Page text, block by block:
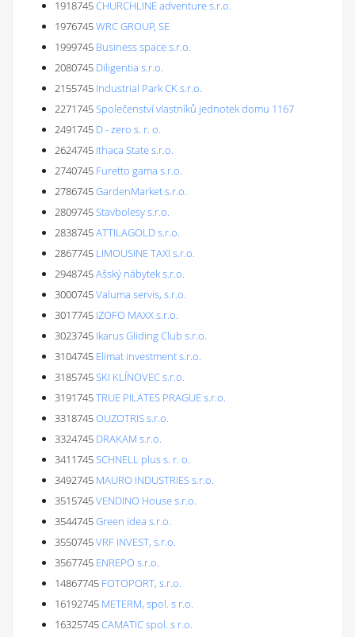
1918745CHURCHLINE adventure s.r.o.
1976745WRC GROUP, SE
1999745 Business space s.r.o.
2080745 Diligentia s.r.o.
2155745 Industrial Park CK s.r.o.
2271745Společenství vlastníků jednotek domu 1167
2491745 D - zero s. r. o.
2624745 Ithaca State s.r.o.
2740745 Furetto gama s.r.o.
2786745GardenMarket s.r.o.
2809745Stavbolesy s.r.o.
2838745ATTILAGOLD s.r.o.
2867745 LIMOUSINE TAXI s.r.o.
2948745Ašský nábytek s.r.o.
3000745Valuma servis, s.r.o.
3017745 IZOFO MAXX s.r.o.
3023745 Ikarus Gliding Club s.r.o.
3104745 Elimat investment s.r.o.
3185745SKI KLÍNOVEC s.r.o.
3191745TRUE PILATES PRAGUE s.r.o.
3318745OUZOTRIS s.r.o.
3324745 DRAKAM s.r.o.
3411745SCHNELL plus s. r. o.
3492745 MAURO INDUSTRIES s.r.o.
3515745VENDINO House s.r.o.
3544745Green idea s.r.o.
3550745VRF INVEST, s.r.o.
3567745 ENREPO s.r.o.
14867745 FOTOPORT, s.r.o.
16192745 METERM, spol. s r.o.
16325745CAMATIC spol. s r.o.